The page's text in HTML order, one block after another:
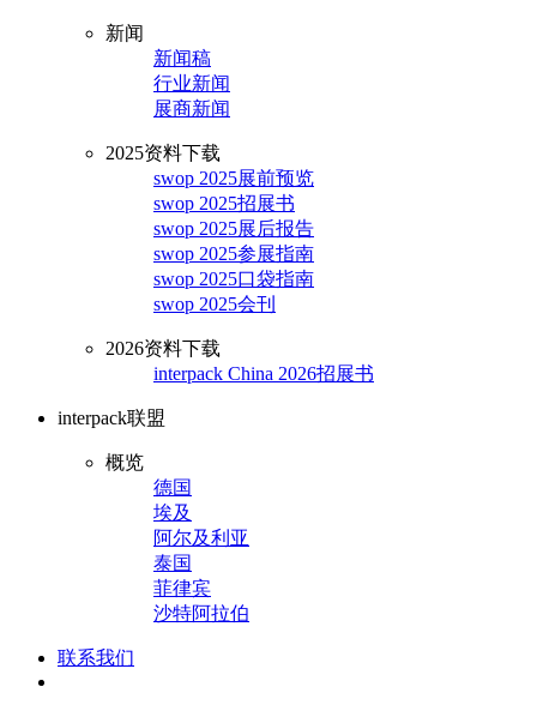
新闻
新闻稿
行业新闻
展商新闻
2025资料下载
swop 2025展前预览
swop 2025招展书
swop 2025展后报告
swop 2025参展指南
swop 2025口袋指南
swop 2025会刊
2026资料下载
interpack China 2026招展书
interpack联盟
概览
德国
埃及
阿尔及利亚
泰国
菲律宾
沙特阿拉伯
联系我们